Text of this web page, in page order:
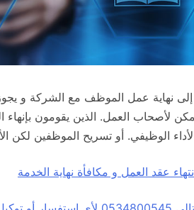
نهاية عمل الموظف مع الشركة و
لأصحاب العمل. الذين يقومون بإنهاء
الوظيفي. أو تسريح الموظفين لكن
عقد العمل و مكافأة نهاية الخدمة